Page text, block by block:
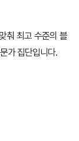
춰 최고 수준의 블
가 집단입니다.